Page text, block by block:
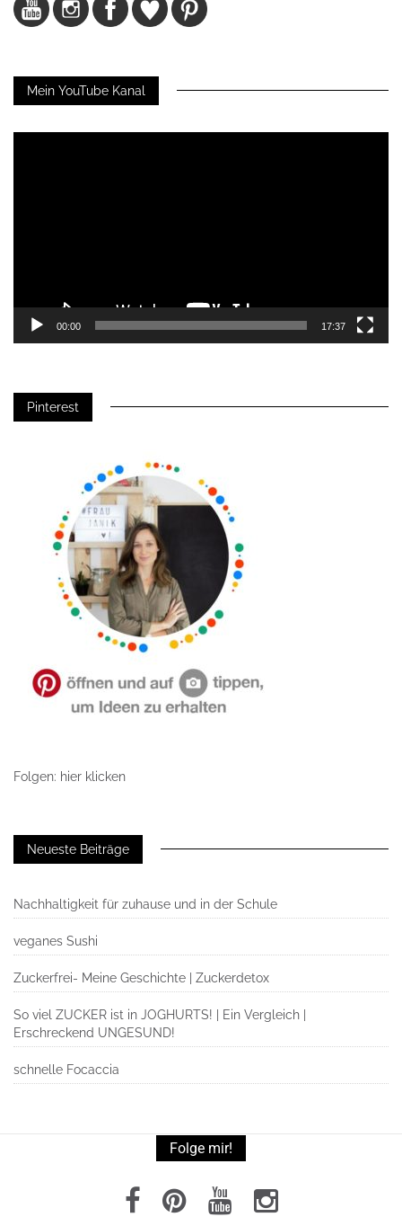
Mein YouTube Kanal
00:00 17:37
Pinterest
Folgen: hier klicken
Neueste Beiträge
Nachhaltigkeit für zuhause und in der Schule
veganes Sushi
Zuckerfrei- Meine Geschichte | Zuckerdetox
So viel ZUCKER ist in JOGHURTS! | Ein Vergleich |
Erschreckend UNGESUND!
schnelle Focaccia
Folge mir!